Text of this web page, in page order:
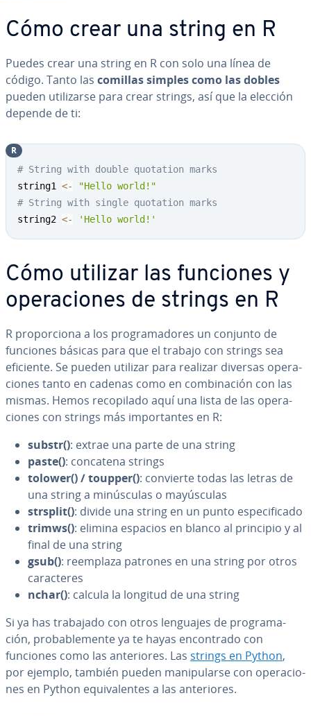
Cómo crear una string en R
Puedes crear una string en R con solo una línea de
código. Tanto las comillas simples como las dobles
pueden uti­li­zar­se para crear strings, así que la elección
depende de ti:
# String with double quotation marks
string1 <-
"Hello world!"
# String with single quotation marks
string2 <- 'Hello world!'
R
Cómo utilizar las funciones y
ope­ra­cio­nes de strings en R
R pro­po­r­cio­na a los pro­gra­ma­do­res un conjunto de
funciones básicas para que el trabajo con strings sea
eficiente. Se pueden utilizar para realizar diversas ope­ra­
cio­nes tanto en cadenas como en co­m­bi­na­ción con las
mismas. Hemos re­co­pi­la­do aquí una lista de las ope­ra­
cio­nes con strings más im­po­r­ta­n­tes en R:
substr(): extrae una parte de una string
paste(): concatena strings
tolower() / toupper(): convierte todas las letras de
una string a mi­nú­s­cu­las o ma­yú­s­cu­las
strsplit(): divide una string en un punto es­pe­ci­fi­ca­do
trimws(): elimina espacios en blanco al principio y al
final de una string
gsub(): reemplaza patrones en una string por otros
ca­ra­c­te­res
nchar(): calcula la longitud de una string
Si ya has trabajado con otros lenguajes de pro­gra­ma­
ción, pro­ba­ble­me­n­te ya te hayas en­co­n­tra­do con
funciones como las an­te­rio­res. Las strings en Python,
por ejemplo, también pueden ma­ni­pu­lar­se con ope­ra­cio­
nes en Python equi­va­le­n­tes a las an­te­rio­res.